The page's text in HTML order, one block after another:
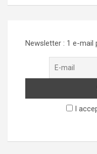
Newsletter : 1 e-mail
I